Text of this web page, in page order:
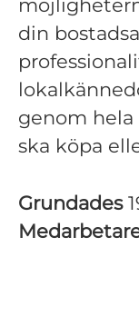
din
genom hela
ska köpa
Grundades